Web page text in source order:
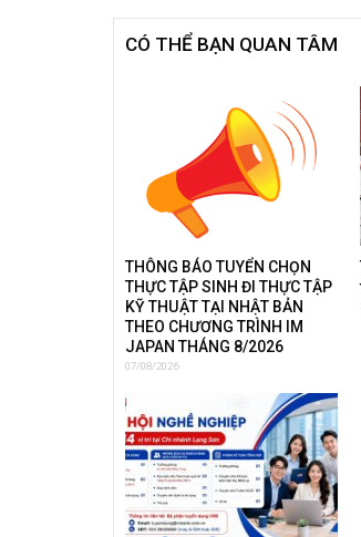
CÓ THỂ BẠN QUAN TÂM
THÔNG BÁO TUYỂN CHỌN
THỰC TẬP SINH ĐI THỰC TẬP
KỸ THUẬT TẠI NHẬT BẢN
THEO CHƯƠNG TRÌNH IM
JAPAN THÁNG 8/2026
07/08/2026